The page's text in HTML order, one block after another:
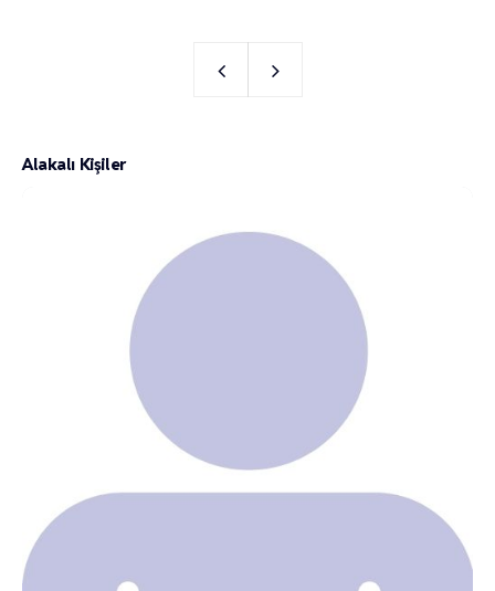
Alakalı Kişiler